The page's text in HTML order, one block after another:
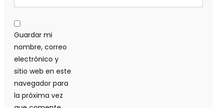
Guardar mi
nombre, correo
electrónico y
sitio web en este
navegador para
la próxima vez